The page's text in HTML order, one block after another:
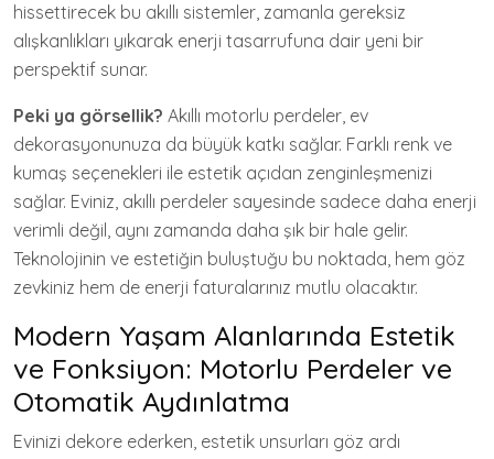
hissettirecek bu akıllı sistemler, zamanla gereksiz
alışkanlıkları yıkarak enerji tasarrufuna dair yeni bir
perspektif sunar.
Peki ya görsellik? Akıllı motorlu perdeler, ev
dekorasyonunuza da büyük katkı sağlar. Farklı renk ve
kumaş seçenekleri ile estetik açıdan zenginleşmenizi
sağlar. Eviniz, akıllı perdeler sayesinde sadece daha enerji
verimli değil, aynı zamanda daha şık bir hale gelir.
Teknolojinin ve estetiğin buluştuğu bu noktada, hem göz
zevkiniz hem de enerji faturalarınız mutlu olacaktır.
Modern Yaşam Alanlarında Estetik
ve Fonksiyon: Motorlu Perdeler ve
Otomatik Aydınlatma
Evinizi dekore ederken, estetik unsurları göz ardı